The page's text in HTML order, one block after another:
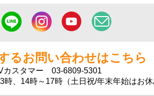
るお問い合わせはこちら
カスタマー 03-6809-5301
時、14時～17時（土日祝/年末年始はお